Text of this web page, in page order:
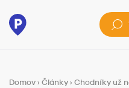
Domov › Články › Chodníky už